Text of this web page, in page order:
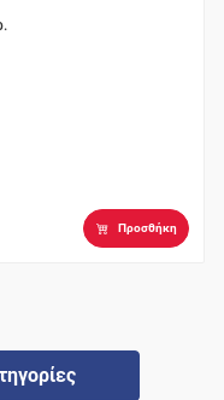
Προσθήκη